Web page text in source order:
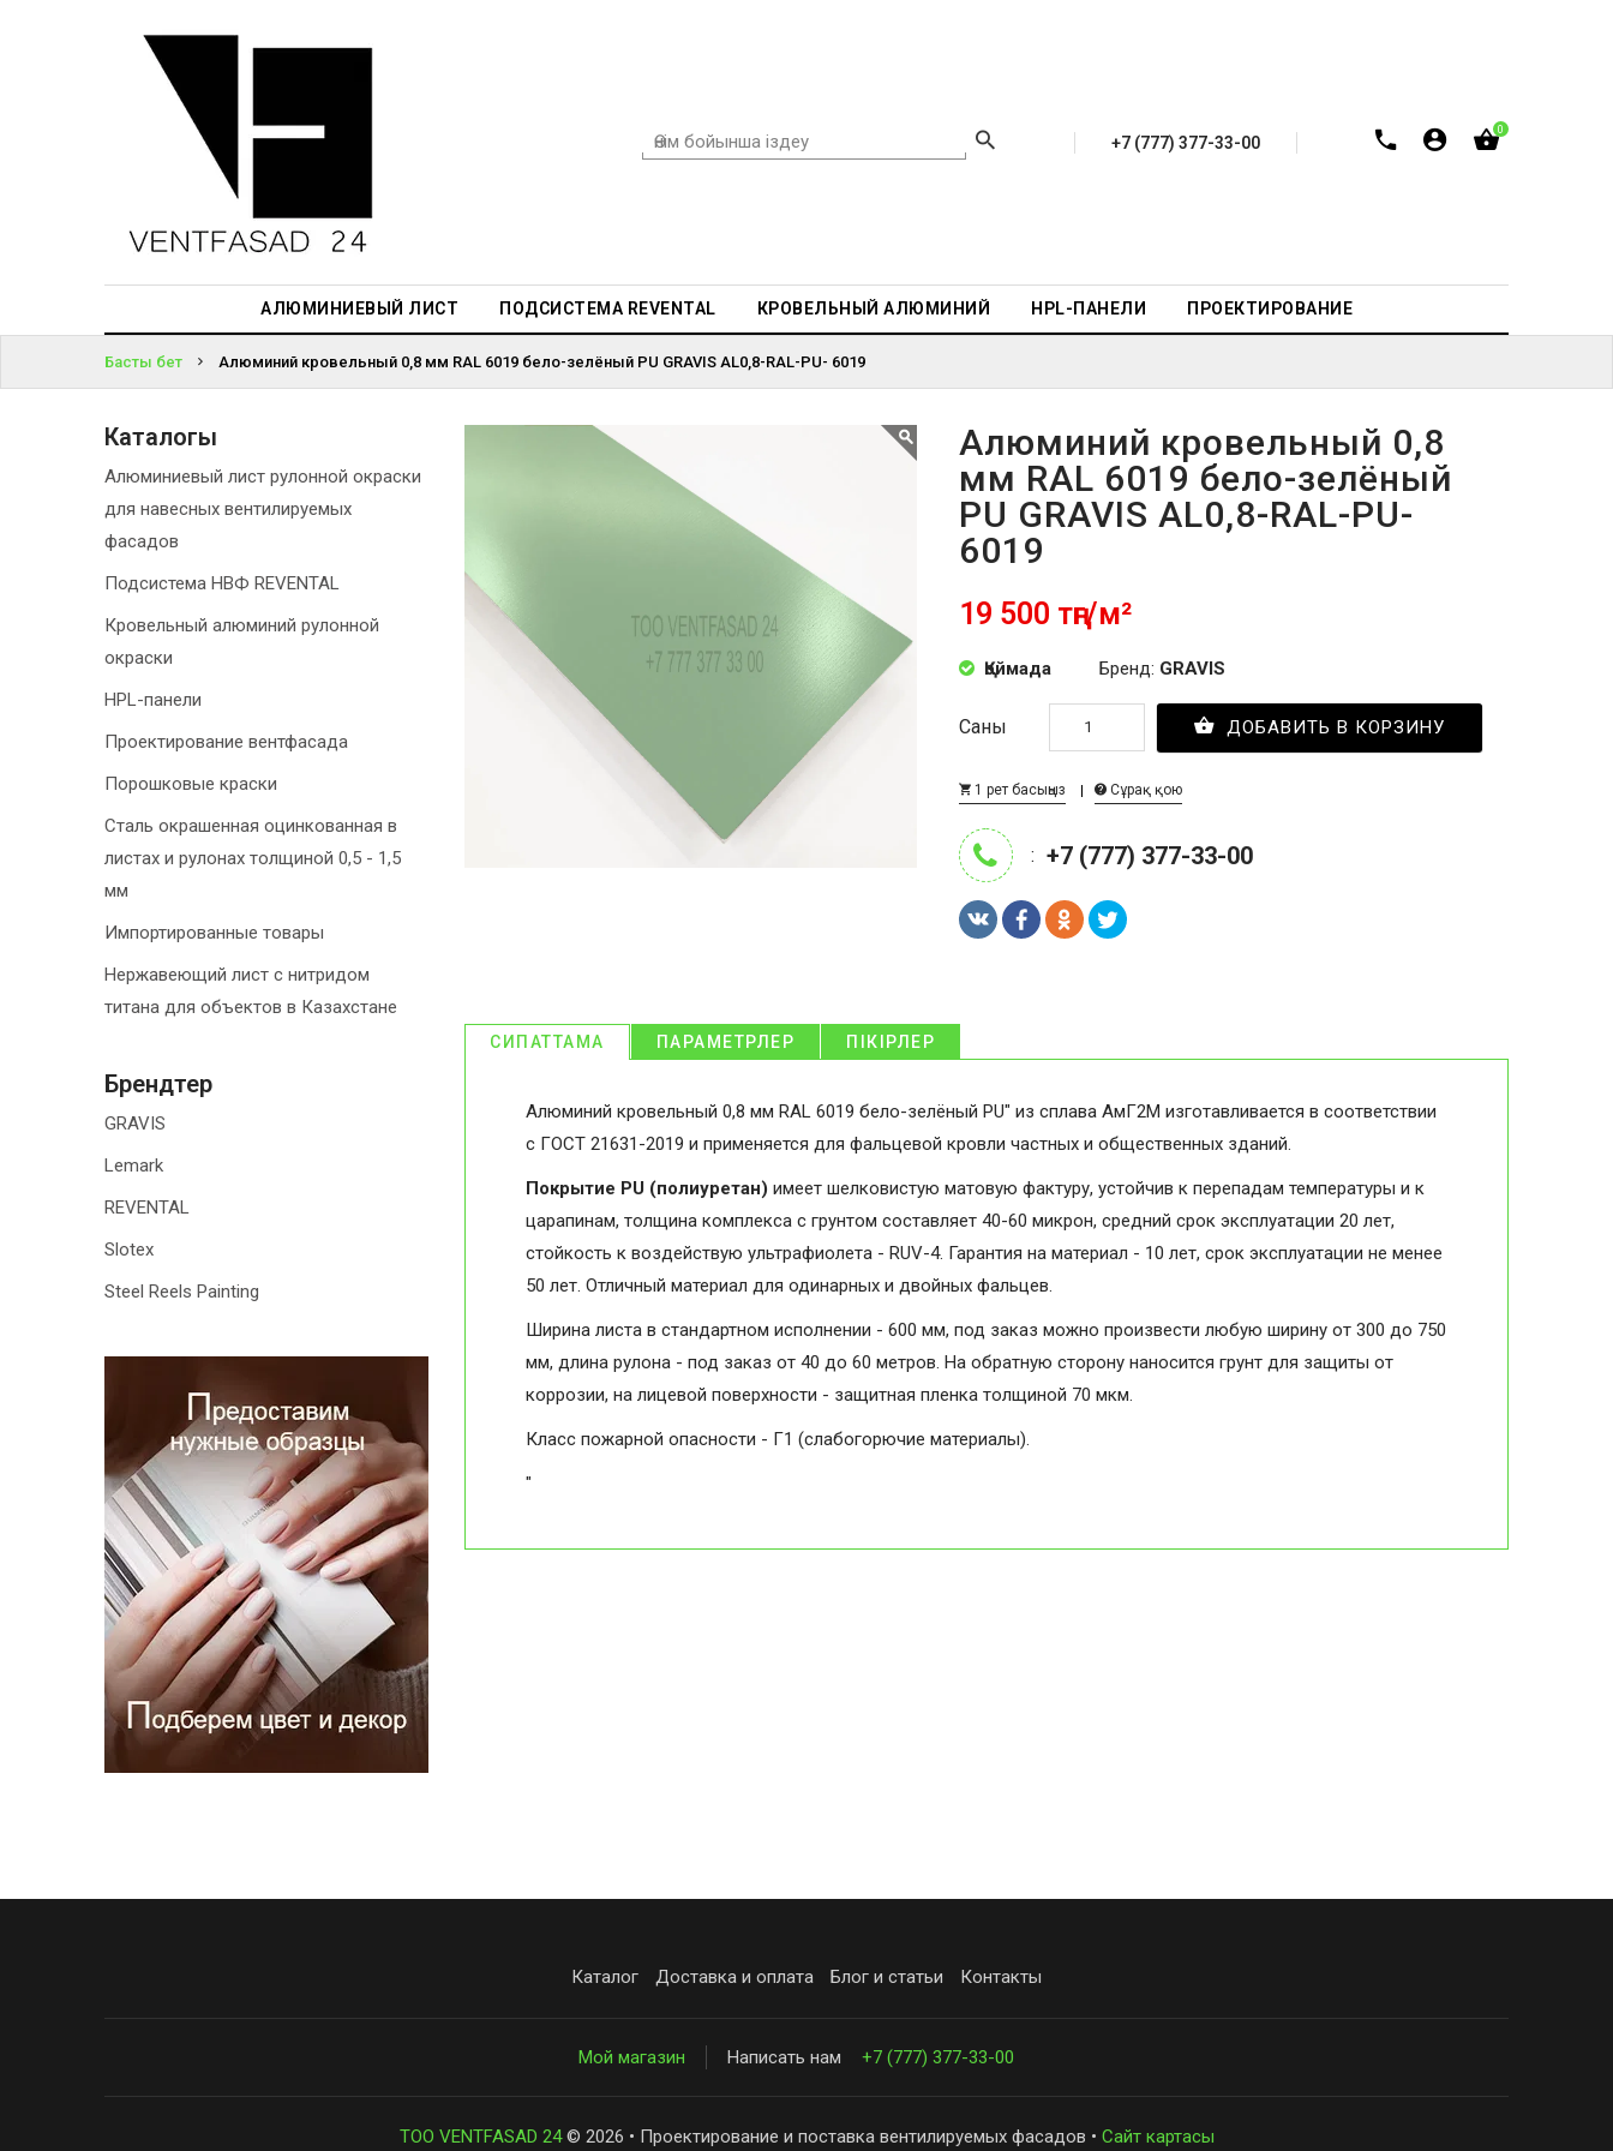
+7 (777) 377-33-00
0
АЛЮМИНИЕВЫЙ ЛИСТ ПОДСИСТЕМА REVENTAL КРОВЕЛЬНЫЙ АЛЮМИНИЙ HPL-ПАНЕЛИ ПРОЕКТИРОВАНИЕ
АЛЮМИНИЕВЫЙ
ПРОЕКТИРОВАНИЕ
КІРІҢІЗ
ПАРОЛЬДІ
БА?
Басты бет Алюминий кровельный 0,8 мм RAL 6019 бело-зелёный PU GRAVIS AL0,8-RAL-PU- 6019
Алюминий кровельный 0,8
мм RAL 6019 бело-зелёный
PU GRAVIS AL0,8-RAL-PU-
6019
19 500 тңг/м²
Қоймада Бренд: GRAVIS
Саны ДОБАВИТЬ В КОРЗИНУ
1 рет басыңыз Сұрақ қою
: +7 (777) 377-33-00
СИПАТТАМА ПАРАМЕТРЛЕР ПІКІРЛЕР
Алюминий кровельный 0,8 мм RAL 6019 бело-зелёный PU" из сплава АмГ2М изготавливается в соответствии
с ГОСТ 21631-2019 и применяется для фальцевой кровли частных и общественных зданий.
Покрытие PU (полиуретан) имеет шелковистую матовую фактуру, устойчив к перепадам температуры и к
царапинам, толщина комплекса с грунтом составляет 40-60 микрон, средний срок эксплуатации 20 лет,
стойкость к воздействую ультрафиолета - RUV-4. Гарантия на материал - 10 лет, срок эксплуатации не менее
50 лет. Отличный материал для одинарных и двойных фальцев.
Ширина листа в стандартном исполнении - 600 мм, под заказ можно произвести любую ширину от 300 до 750
мм, длина рулона - под заказ от 40 до 60 метров. На обратную сторону наносится грунт для защиты от
коррозии, на лицевой поверхности - защитная пленка толщиной 70 мкм.
Класс пожарной опасности - Г1 (слабогорючие материалы).
"
Каталогы
Алюминиевый лист рулонной окраски
для навесных вентилируемых
фасадов
Подсистема НВФ REVENTAL
Кровельный алюминий рулонной
окраски
HPL-панели
Проектирование вентфасада
Порошковые краски
Сталь окрашенная оцинкованная в
листах и рулонах толщиной 0,5 - 1,5
мм
Импортированные товары
Нержавеющий лист с нитридом
титана для объектов в Казахстане
Брендтер
GRAVIS
Lemark
REVENTAL
Slotex
Steel Reels Painting
Каталог Доставка и оплата Блог и статьи Контакты
Мой магазин Написать нам +7 (777) 377-33-00
ТОО VENTFASAD 24© 2026 • Проектирование и поставка вентилируемых фасадов • Сайт картасы